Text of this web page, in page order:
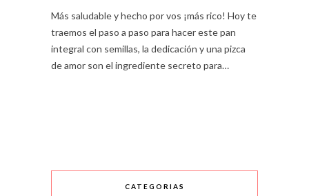
Más saludable y hecho por vos ¡más rico! Hoy te
traemos el paso a paso para hacer este pan
integral con semillas, la dedicación y una pizca
de amor son el ingrediente secreto para…
CATEGORIAS